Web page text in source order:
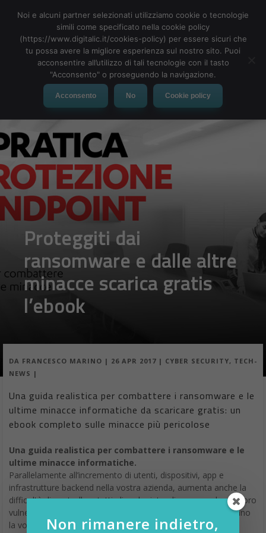
MENU
Proteggiti dai
ransomware e dalle altre
minacce scarica gratis
l’ebook
DA FRANCESCO MARINO | 26 APR 2017 | CYBER SECURITY, TECH-
NEWS |
Una guida realistica per combattere i ransomware e le
ultime minacce informatiche da scaricare gratis: un
ebook completo sulle minacce più pericolose
Una guida realistica per combattere i ransomware e le
ultime minacce informatiche.
Parallelamente all’incremento di utenti, dispositivi, app e
infrastrutture backend nella vostra azienda, aumenta anche la
difficoltà di controllare tutti gli endpoint e di comprendere la loro
vulnerabilità. Esiste il reale rischio che gli aggressori conoscano
la vostra infrastruttura meglio di voi stessi. Molte aziende
Non rimanere indietro,
Noi e alcuni partner selezionati utilizziamo cookie o tecnologie
simili come specificato nella cookie policy
(https://www.digitalic.it/cookies-policy) per essere sicuri che
tu possa avere la migliore esperienza sul nostro sito. Puoi
acconsentire all’utilizzo di tali tecnologie con il tasto
"Acconsento" o proseguendo la navigazione.
Acconsento No Cookie policy